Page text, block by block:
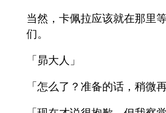
当然，卡佩拉应该就在那里
们。
「昴大人」
「怎么了？准备的话，稍微